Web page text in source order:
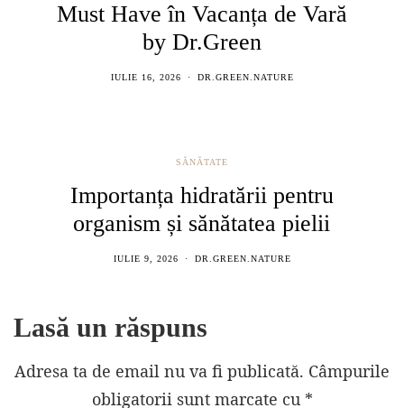
Must Have în Vacanța de Vară
by Dr.Green
IULIE 16, 2026 DR.GREEN.NATURE
SĂNĂTATE
Importanța hidratării pentru
organism și sănătatea pielii
IULIE 9, 2026 DR.GREEN.NATURE
Lasă un răspuns
Adresa ta de email nu va fi publicată. Câmpurile
obligatorii sunt marcate cu *